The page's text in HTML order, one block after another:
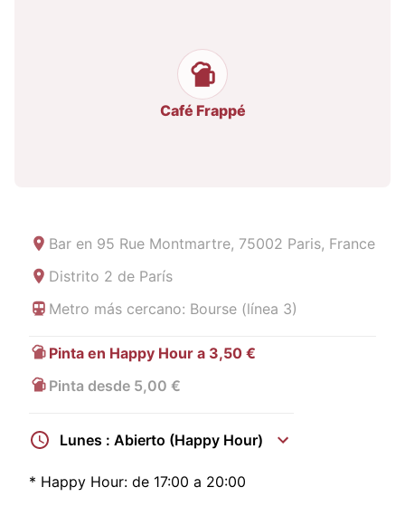
Café Frappé
Bar en 95 Rue Montmartre, 75002 Paris, France
Distrito 2 de París
Metro más cercano: Bourse (línea 3)
Pinta en Happy Hour a 3,50 €
Pinta desde 5,00 €
Lunes : Abierto (Happy Hour)
* Happy Hour: de 17:00 a 20:00